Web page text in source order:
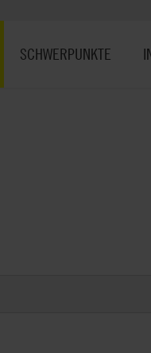
SCHWERPUNKTE